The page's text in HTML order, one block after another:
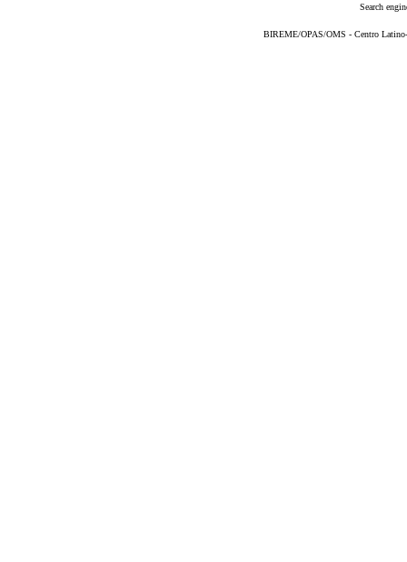
Search
BIREME/OPAS/OMS - Centro Latino-